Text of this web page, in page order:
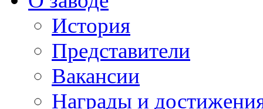
История
Представители
Вакансии
Награды и